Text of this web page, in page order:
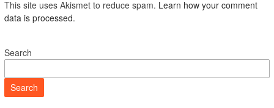
This site uses Akismet to reduce spam. Learn how your comment
data is processed.
Search
Search